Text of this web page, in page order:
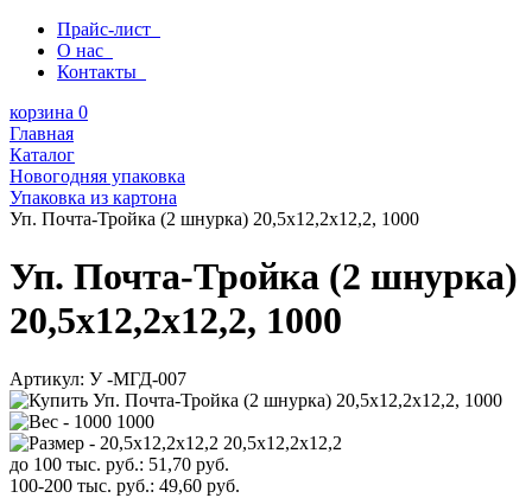
Прайс-лист
О нас
Контакты
корзина 0
Главная
Каталог
Новогодняя упаковка
Упаковка из картона
Уп. Почта-Тройка (2 шнурка) 20,5х12,2х12,2, 1000
Уп. Почта-Тройка (2 шнурка)
20,5х12,2х12,2, 1000
Артикул: У -МГД-007
1000
20,5х12,2х12,2
до 100 тыс. руб.: 51,70 руб.
100-200 тыс. руб.: 49,60 руб.